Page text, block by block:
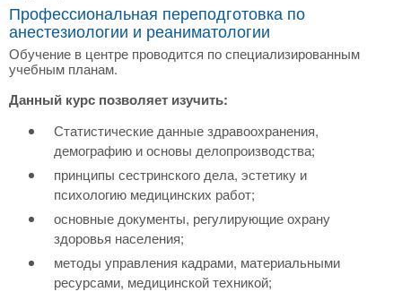
Профессиональная переподготовка по
анестезиологии и реаниматологии
Обучение в центре проводится по специализированным
учебным планам.
Данный курс позволяет изучить:
Статистические данные здравоохранения,
демографию и основы делопроизводства;
принципы сестринского дела, эстетику и
психологию медицинских работ;
основные документы, регулирующие охрану
здоровья населения;
методы управления кадрами, материальными
ресурсами, медицинской техникой;